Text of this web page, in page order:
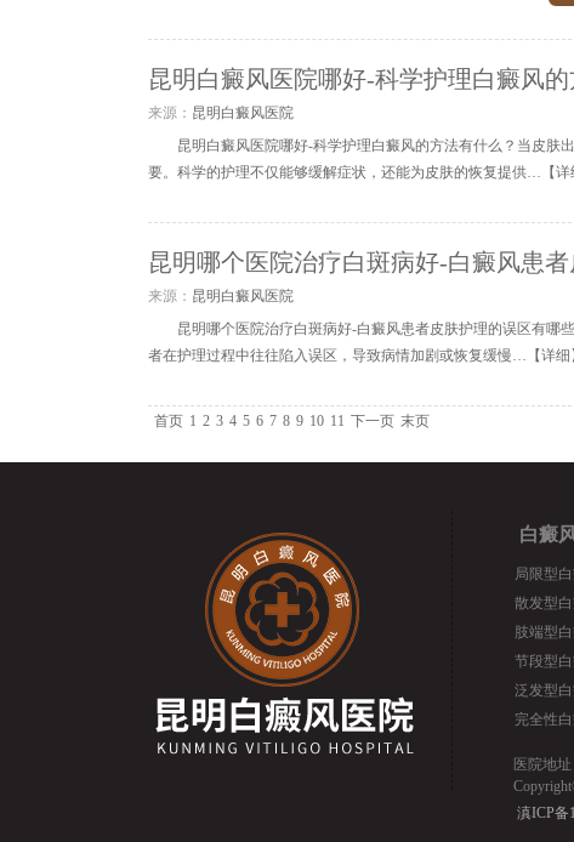
昆明白癜风医院哪好-科学护理白癜风
来源： 昆明白癜风医院
昆明白癜风医院哪好-科学护理白癜风的方法有什么？当皮肤
要。科学的护理不仅能够缓解症状，还能为皮肤的恢复提供…【详
昆明哪个医院治疗白斑病好-白癜风患
来源： 昆明白癜风医院
昆明哪个医院治疗白斑病好-白癜风患者皮肤护理的误区有哪
者在护理过程中往往陷入误区，导致病情加剧或恢复缓慢…【详细
首页 1 2 3 4 5 6 7 8 9 10 11 下一页 末页
白癜
局限型
散发型
肢端型
节段型
泛发型
完全性
医院地
滇ICP备